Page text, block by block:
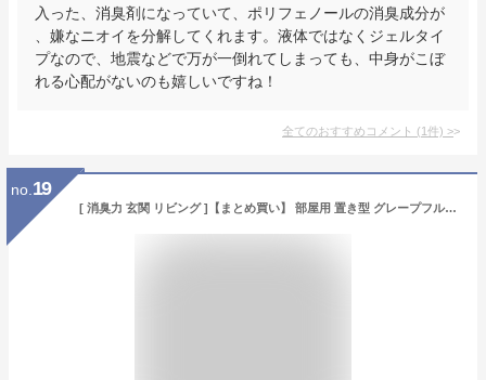
入った、消臭剤になっていて、ポリフェノールの消臭成分が
、嫌なニオイを分解してくれます。液体ではなくジェルタイ
プなので、地震などで万が一倒れてしまっても、中身がこぼ
れる心配がないのも嬉しいですね！
全てのおすすめコメント (1件) >
no. 19
[ 消臭力 玄関 リビング ]【まとめ買い】 部屋用 置き型 グレープフルーツ 400ml×6個 お部屋の消臭力 部屋 寝室 消臭剤 消臭 芳香剤